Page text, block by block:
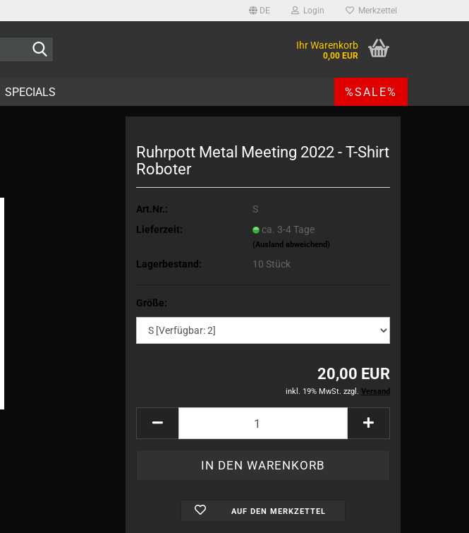
DE Login Merkzettel
Ihr Warenkorb
0,00 EUR
SPECIALS %SALE%
Ruhrpott Metal Meeting 2022 - T-Shirt
Roboter
Art.Nr.:
S
Lieferzeit:
ca. 3-4 Tage
(Ausland abweichend)
Lagerbestand: 10 Stück
Größe:
20,00 EUR
inkl. 19% MwSt. zzgl. Versand
AUF DEN MERKZETTEL